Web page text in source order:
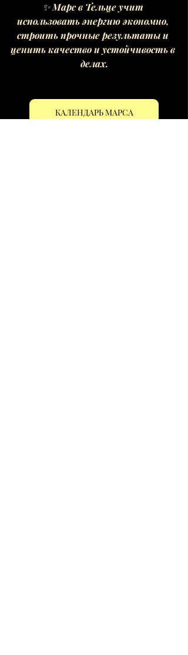
✨ Марс в Тельце учит
использовать энергию экономно,
строить прочные результаты и
ценить качество и устойчивость в
делах.
КАЛЕНДАРЬ МАРСА